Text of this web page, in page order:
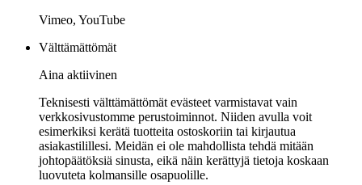
Vimeo, YouTube
Välttämättömät
Aina aktiivinen
Teknisesti välttämättömät evästeet varmistavat vain
verkkosivustomme perustoiminnot. Niiden avulla voit
esimerkiksi kerätä tuotteita ostoskoriin tai kirjautua
asiakastilillesi. Meidän ei ole mahdollista tehdä mitään
johtopäätöksiä sinusta, eikä näin kerättyjä tietoja koskaan
luovuteta kolmansille osapuolille.